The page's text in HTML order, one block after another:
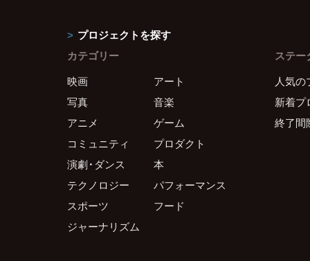
プロジェクトを探す
カテゴリー
映画
アート
写真
音楽
アニメ
ゲーム
コミュニティ
プロダクト
演劇・ダンス
本
テクノロジー
パフォーマンス
スポーツ
フード
ジャーナリズム
ステー
人気の
新着プ
終了間